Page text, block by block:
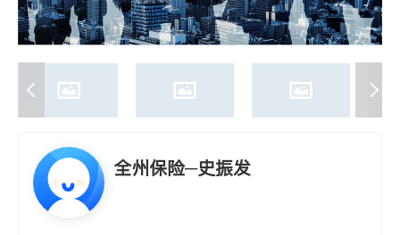
全州保险─史振发